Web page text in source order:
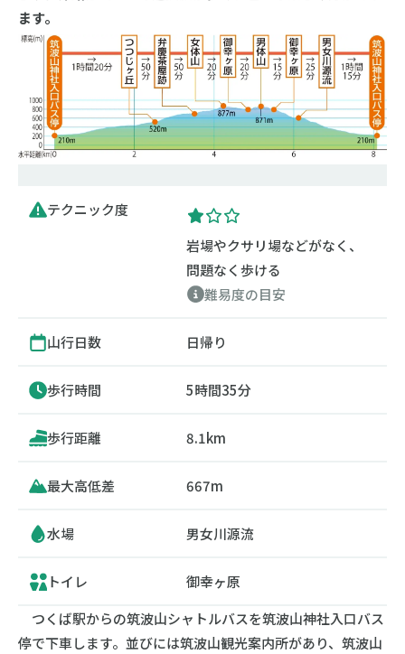
ます。
テクニック度
岩場やクサリ場などがなく、
問題なく歩ける
難易度の目安
山行日数 日帰り
歩行時間 5時間35分
歩行距離 8.1km
最大高低差 667m
水場 男女川源流
トイレ
御幸ヶ原
つくば駅からの筑波山シャトルバスを筑波山神社入口バス
停で下車します。並びには筑波山観光案内所があり、筑波山